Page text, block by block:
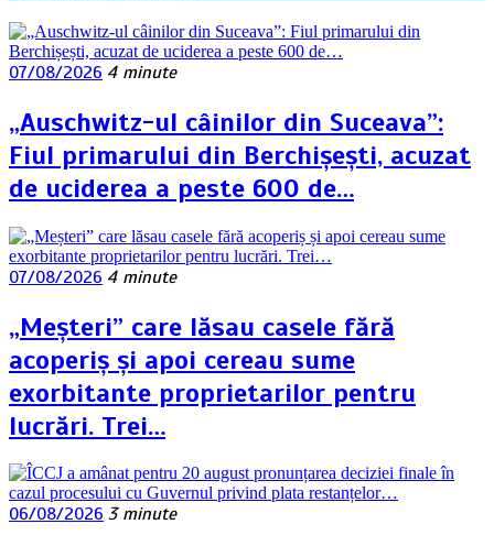
07/08/2026 4 minute
„Auschwitz-ul câinilor din Suceava”:
Fiul primarului din Berchișești, acuzat
de uciderea a peste 600 de…
07/08/2026 4 minute
„Meșteri” care lăsau casele fără
acoperiș și apoi cereau sume
exorbitante proprietarilor pentru
lucrări. Trei…
06/08/2026 3 minute